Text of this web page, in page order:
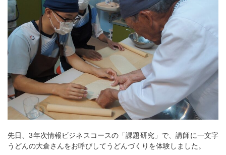
先日、3年次情報ビジネスコースの「課題研究」で、講師に一文字
うどんの大倉さんをお呼びしてうどんづくりを体験しました。